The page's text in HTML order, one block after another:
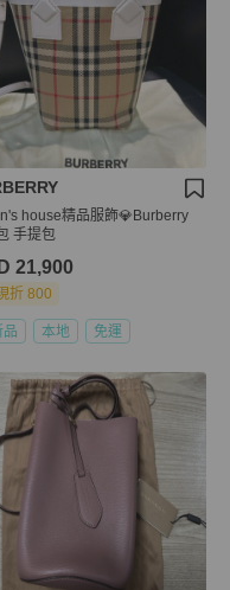
house精品服飾💎Burberry
水桶包 手提包
21,900
折 800
品 本地 免運